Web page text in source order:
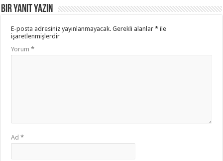
Bir yanıt yazın
E-posta adresiniz yayınlanmayacak. Gerekli alanlar* ile
işaretlenmişlerdir
Yorum*
Ad*